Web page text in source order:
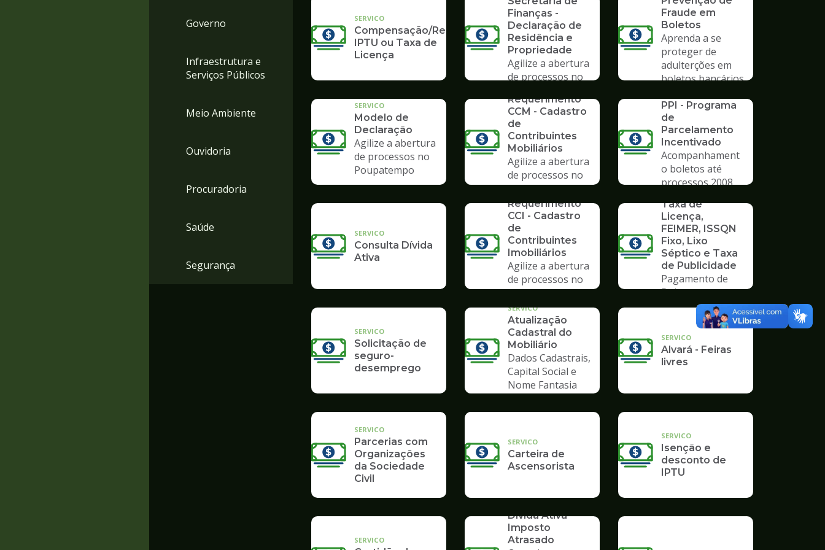
Governo
Infraestrutura e
Serviços Públicos
Meio Ambiente
Ouvidoria
Procuradoria
Saúde
Segurança
SERVICO
Compensação/Restituição
IPTU ou Taxa de
Licença
Finanças -
Declaração de
Residência e
Propriedade
Agilize a abertura
de processos no
Fraude em
Boletos
Aprenda a se
proteger de
adulterções em
boletos bancários
SERVICO
Modelo de
Declaração
Agilize a abertura
de processos no
Poupatempo
Requerimento
CCM - Cadastro
de
Contribuintes
Mobiliários
Agilize a abertura
de processos no
Poupatempo
PPI - Programa
de
Parcelamento
Incentivado
Acompanhament
o boletos até
processos 2008
SERVICO
Consulta Dívida
Ativa
Requerimento
CCI - Cadastro
de
Contribuintes
Imobiliários
Agilize a abertura
de processos no
Poupatempo
Taxa de
Licença,
FEIMER, ISSQN
Fixo, Lixo
Séptico e Taxa
de Publicidade
Pagamento de
Boleto
SERVICO
Solicitação de
seguro-
desemprego
SERVICO
Atualização
Cadastral do
Mobiliário
Dados Cadastrais,
Capital Social e
Nome Fantasia
SERVICO
Alvará - Feiras
livres
SERVICO
Parcerias com
Organizações
da Sociedade
Civil
SERVICO
Carteira de
Ascensorista
SERVICO
Isenção e
desconto de
IPTU
SERVICO
Dívida Ativa -
Imposto
Atrasado